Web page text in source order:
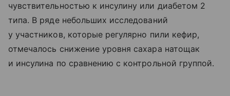
чувствительностью к инсулину или диабетом 2
типа. В ряде небольших исследований
у участников, которые регулярно пили кефир,
отмечалось снижение уровня сахара натощак
и инсулина по сравнению с контрольной группой.